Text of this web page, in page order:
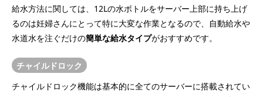
給水方法に関しては、12Lの水ボトルをサーバー上部に持ち上げ
るのは妊婦さんにとって特に大変な作業となるので、自動給水や
水道水を注ぐだけの簡単な給水タイプがおすすめです。
チャイルドロック
チャイルドロック機能は基本的に全てのサーバーに搭載されてい